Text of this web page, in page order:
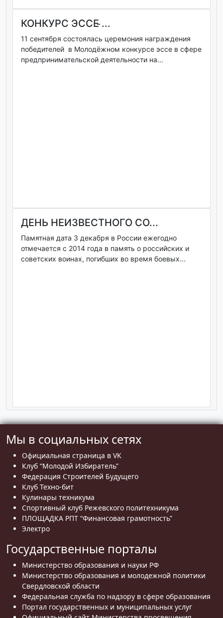
КОНКУРС ЭССЕ ̵...
11 сентября состоялась церемония награждения
победителей в Молодёжном конкурсе эссе в сфере
предпринимательской деятельности на...
ДЕНЬ НЕИЗВЕСТНОГО СО...
Памятная дата 3 декабря в России ежегодно
отмечается с 2014 года в память о российских и
советских воинах, погибших во время боевых...
Мы в социальных сетях
Официальная страница в VK
Клуб “Молодой Избиратель”
Федерация Строителей Будущего
Клуб Техно-бит
Кулинары техникума
Спортивный клуб Режевского политехникума
ПЛОЩАДКА РПТ “Финансовая грамотность”
Электро
Государственные порталы
Министерство образования и науки РФ
Министерство образования и молодежной политики
Свердловской области
Федеральная служба по надзору в сфере образования
Портал государственных и муниципальных услуг